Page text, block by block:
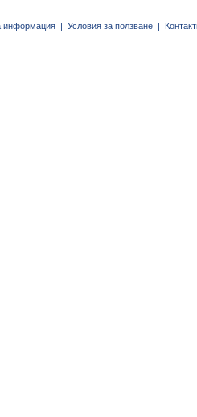
информация | Условия за ползване |